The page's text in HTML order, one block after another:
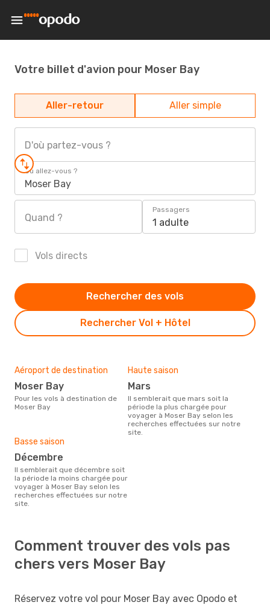
Votre billet d'avion pour Moser Bay
Aller-retour Aller simple
D'où partez-vous ?
Où allez-vous ?
Moser Bay
Quand ?
Passagers
1 adulte
Vols directs
Rechercher Vol + Hôtel
Rechercher des vols
Aéroport de destination
Moser Bay
Pour les vols à destination de
Moser Bay
Haute saison
mars
Il semblerait que mars soit la
période la plus chargée pour
voyager à Moser Bay selon les
recherches effectuées sur notre
site.
Basse saison
décembre
Il semblerait que décembre soit
la période la moins chargée pour
voyager à Moser Bay selon les
recherches effectuées sur notre
site.
Comment trouver des vols pas
chers vers Moser Bay
Réservez votre vol pour Moser Bay avec Opodo et